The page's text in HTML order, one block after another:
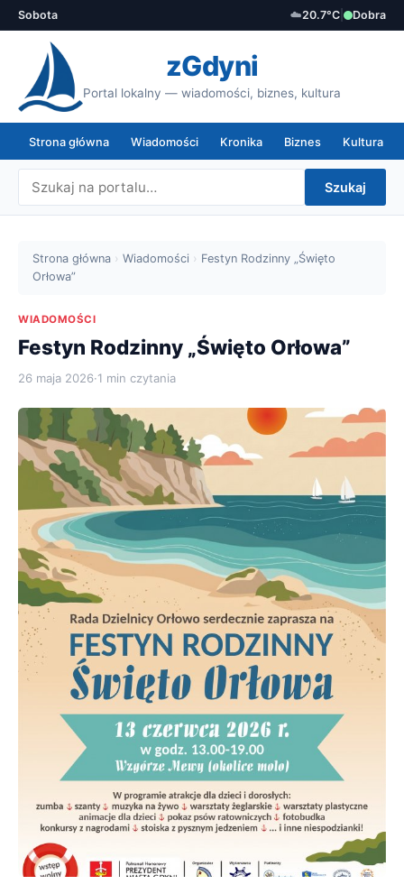
Sobota ☁️20.7°C Dobra
zGdyni
Portal lokalny — wiadomości, biznes, kultura
Strona główna Wiadomości Kronika Biznes Kultura
Szukaj
Strona główna › Wiadomości › Festyn Rodzinny „Święto
Orłowa”
WIADOMOŚCI
Festyn Rodzinny „Święto Orłowa”
26 maja 2026·1 min czytania